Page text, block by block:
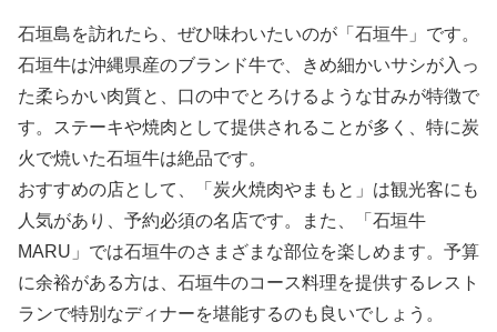
石垣島を訪れたら、ぜひ味わいたいのが「石垣牛」です。
石垣牛は沖縄県産のブランド牛で、きめ細かいサシが入っ
た柔らかい肉質と、口の中でとろけるような甘みが特徴で
す。ステーキや焼肉として提供されることが多く、特に炭
火で焼いた石垣牛は絶品です。
おすすめの店として、「炭火焼肉やまもと」は観光客にも
人気があり、予約必須の名店です。また、「石垣牛
MARU」では石垣牛のさまざまな部位を楽しめます。予算
に余裕がある方は、石垣牛のコース料理を提供するレスト
ランで特別なディナーを堪能するのも良いでしょう。